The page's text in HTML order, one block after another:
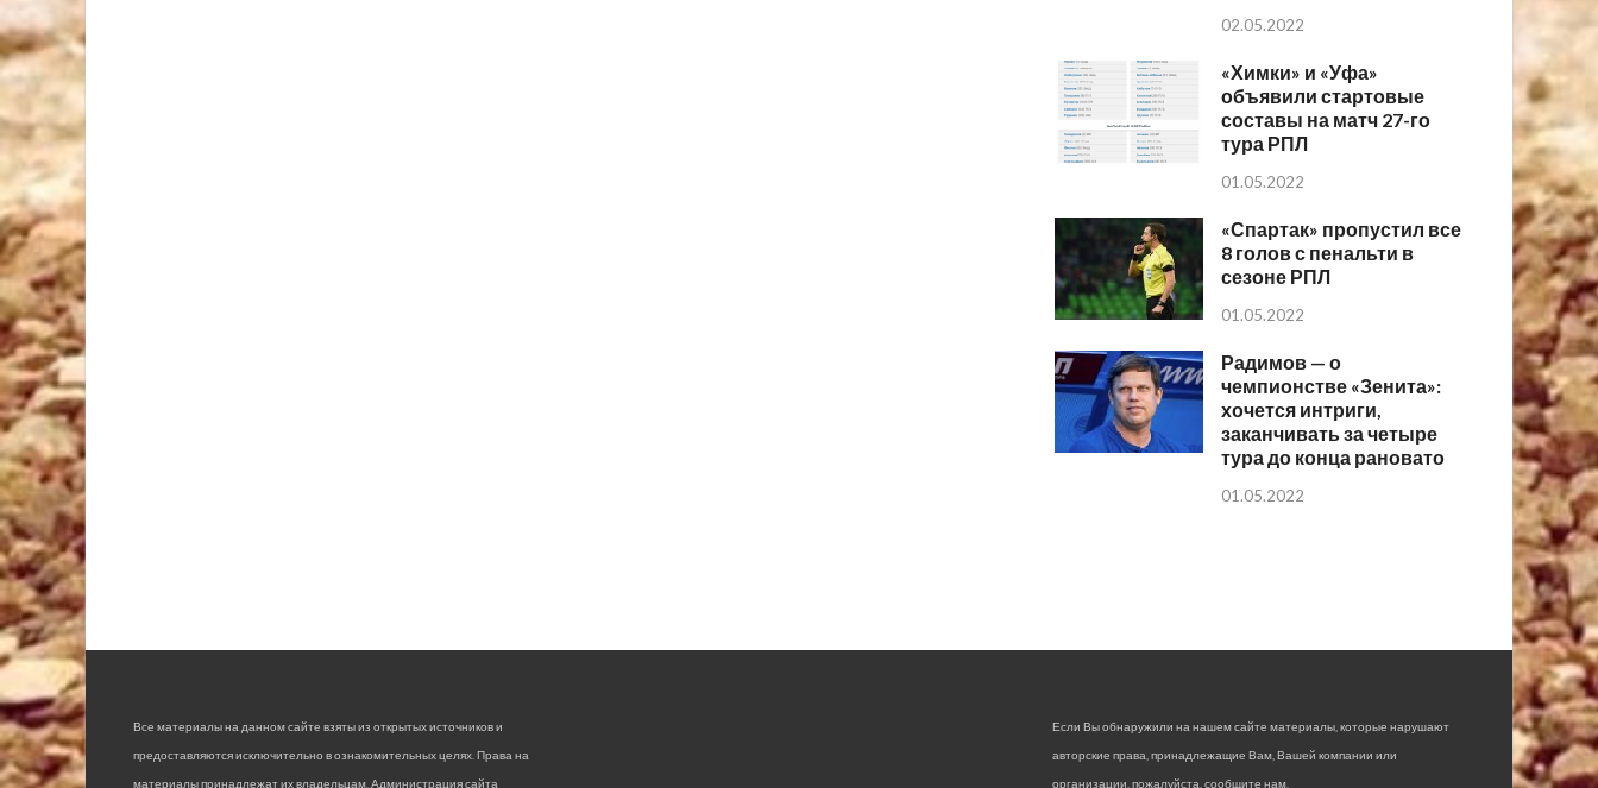
02.05.2022
«Химки» и «Уфа»
объявили стартовые
составы на матч 27-го
тура РПЛ
01.05.2022
«Спартак» пропустил все
8 голов с пенальти в
сезоне РПЛ
01.05.2022
Радимов — о
чемпионстве «Зенита»:
хочется интриги,
заканчивать за четыре
тура до конца рановато
01.05.2022
Все материалы на данном сайте взяты из открытых источников и
предоставляются исключительно в ознакомительных целях. Права на
материалы принадлежат их владельцам. Администрация сайта
Если Вы обнаружили на нашем сайте материалы, которые нарушают
авторские права, принадлежащие Вам, Вашей компании или
организации, пожалуйста, сообщите нам.